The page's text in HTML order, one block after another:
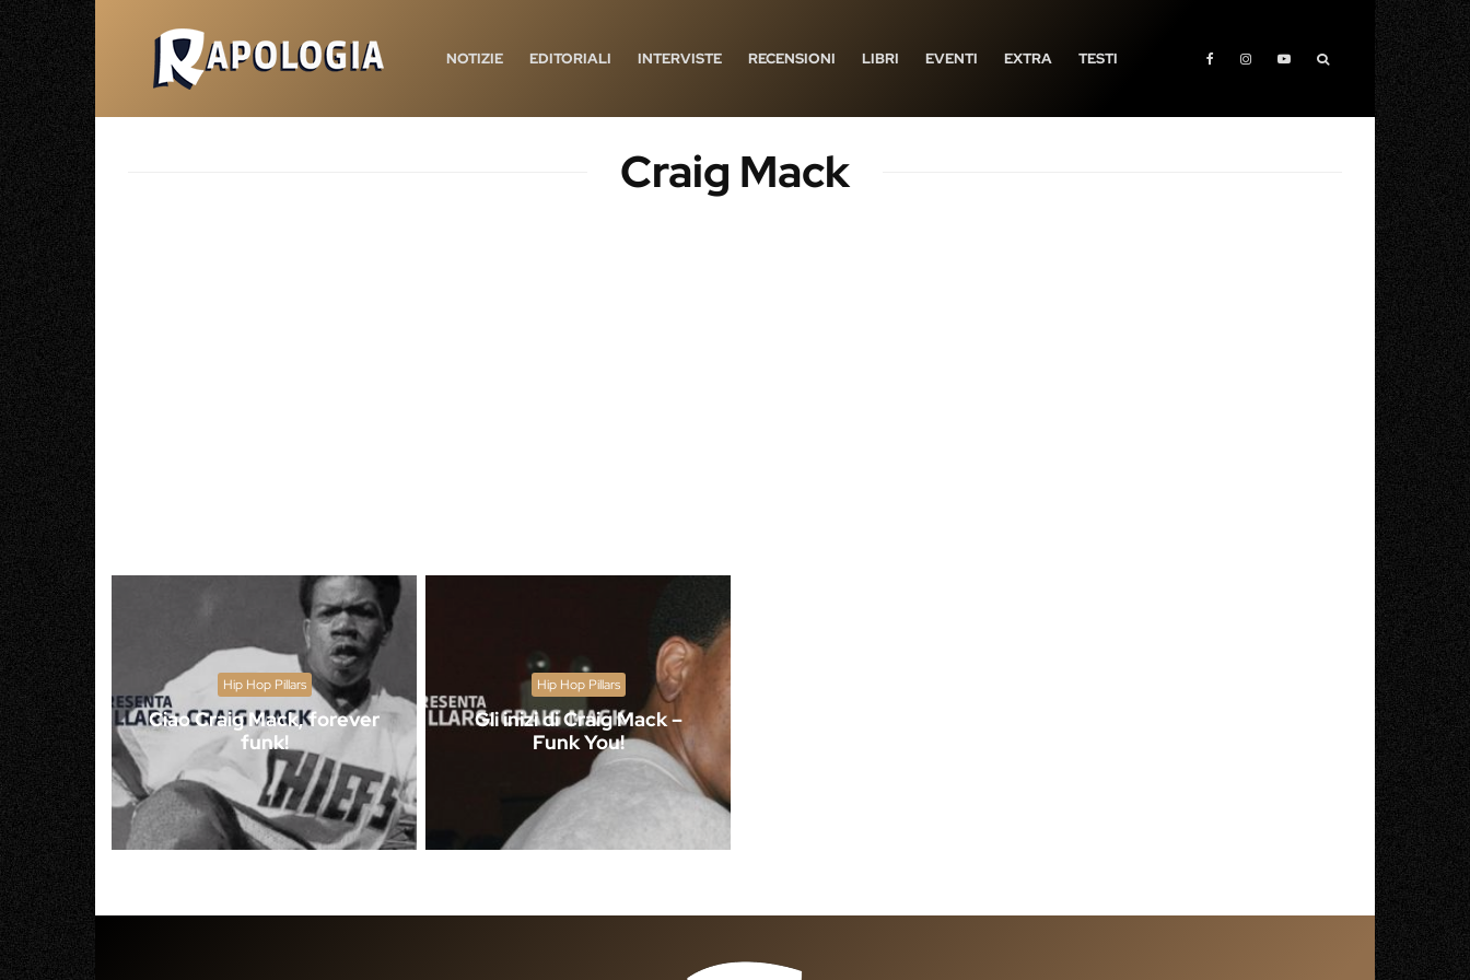
NOTIZIE EDITORIALI INTERVISTE RECENSIONI LIBRI EVENTI EXTRA TESTI
Craig Mack
Hip Hop Pillars
Ciao Craig Mack, forever
funk!
Hip Hop Pillars
Gli inizi di Craig Mack –
Funk You!